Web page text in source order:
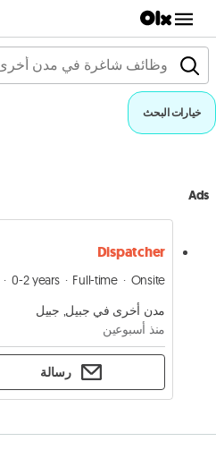
خيارات البحث
Ads
Dispatcher
0-2 years Full-time
Onsite
مدن أخرى في جبيل, جبيل
منذ أسبوعين
رسالة